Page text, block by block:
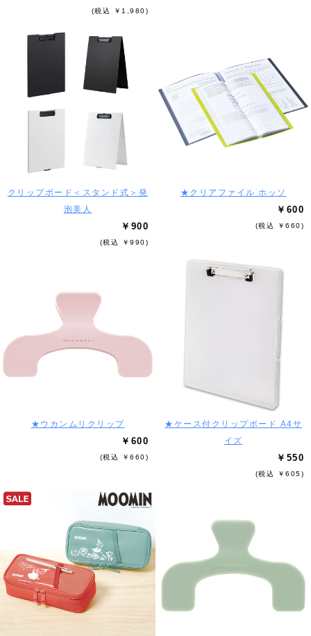
(税込 ￥1,980)
クリップボード＜スタンド式＞発
泡美人
￥900
(税込 ￥990)
★クリアファイル ホッソ
￥600
(税込 ￥660)
★ウカンムリクリップ
￥600
(税込 ￥660)
★ケース付クリップボード A4サ
イズ
￥550
(税込 ￥605)